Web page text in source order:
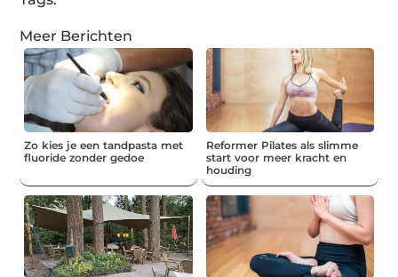
Meer Berichten
Zo kies je een tandpasta met
fluoride zonder gedoe
Reformer Pilates als slimme
start voor meer kracht en
houding